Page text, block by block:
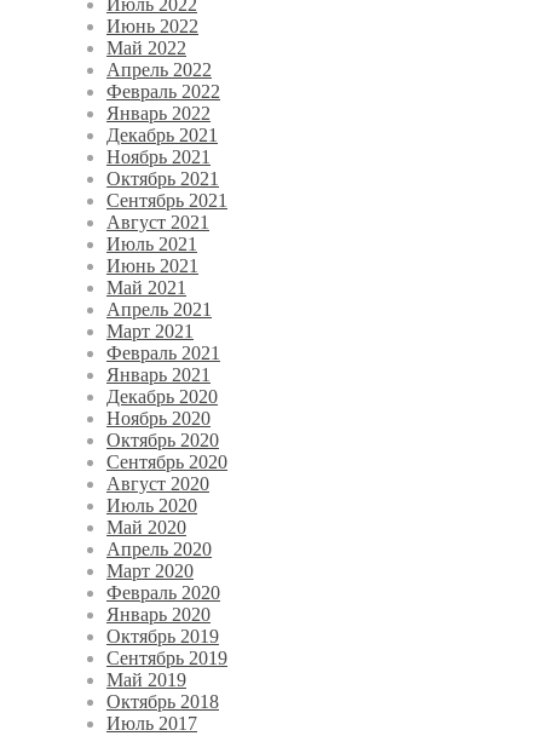
Июль 2022
Июнь 2022
Май 2022
Апрель 2022
Февраль 2022
Январь 2022
Декабрь 2021
Ноябрь 2021
Октябрь 2021
Сентябрь 2021
Август 2021
Июль 2021
Июнь 2021
Май 2021
Апрель 2021
Март 2021
Февраль 2021
Январь 2021
Декабрь 2020
Ноябрь 2020
Октябрь 2020
Сентябрь 2020
Август 2020
Июль 2020
Май 2020
Апрель 2020
Март 2020
Февраль 2020
Январь 2020
Октябрь 2019
Сентябрь 2019
Май 2019
Октябрь 2018
Июль 2017